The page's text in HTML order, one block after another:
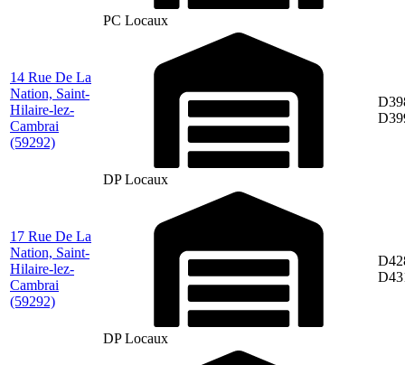
PC Locaux
14 Rue De La
Nation, Saint-
Hilaire-lez-
Cambrai
(59292)
DP Locaux
17 Rue De La
Nation, Saint-
Hilaire-lez-
Cambrai
(59292)
DP Locaux